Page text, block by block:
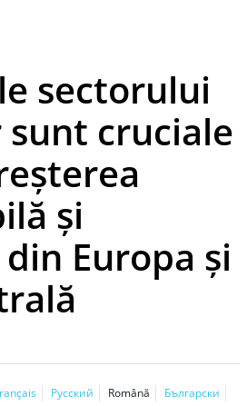
sectorului
cruciale
şi
Europa şi
Русский Română
Български